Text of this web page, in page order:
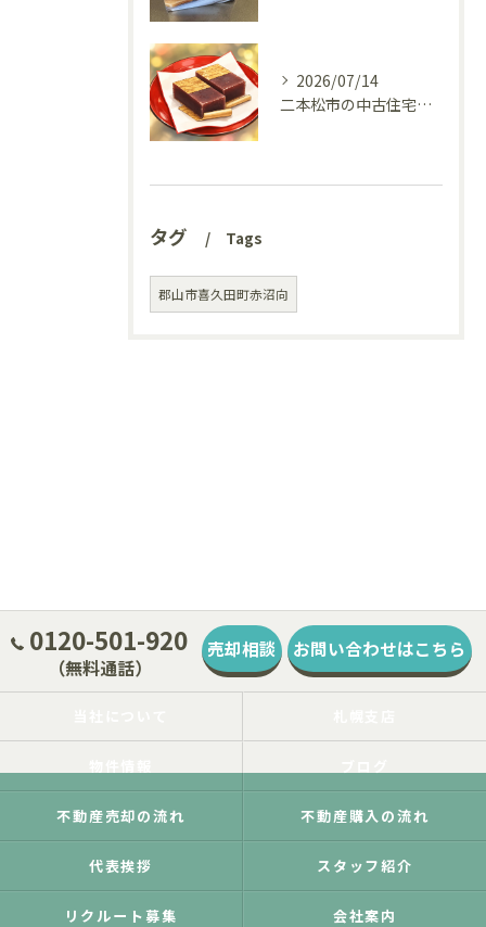
2026/07/14
二本松市の中古住宅、リフォーム前の様子を見てきました(^^♪
タグ Tags
郡山市喜久田町赤沼向
0120-501-920
（無料通話）
売却相談 お問い合わせはこちら
不動産売却の流れ 不動産購入の流れ
代表挨拶 スタッフ紹介
リクルート募集 会社案内